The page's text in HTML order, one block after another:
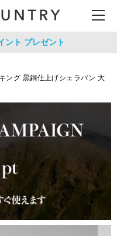
ント プレゼント
ング 黒銅仕上げシェラパン 大